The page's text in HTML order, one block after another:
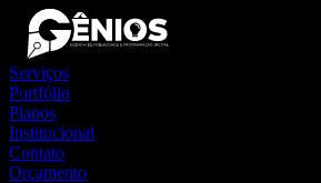
Serviços
Portfólio
Planos
Institucional
Contato
Orçamento